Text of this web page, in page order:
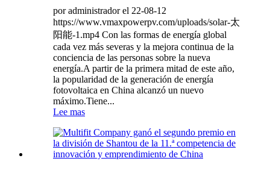
por administrador el 22-08-12
https://www.vmaxpowerpv.com/uploads/solar-太
阳能-1.mp4 Con las formas de energía global
cada vez más severas y la mejora continua de la
conciencia de las personas sobre la nueva
energía.A partir de la primera mitad de este año,
la popularidad de la generación de energía
fotovoltaica en China alcanzó un nuevo
máximo.Tiene...
Lee mas